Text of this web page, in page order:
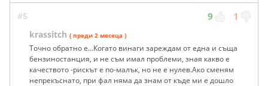
#5 9 1
krassitch ( преди 2 месеца )
Точно обратно е...Когато винаги зареждам от една и съща
бензиностанция, и не съм имал проблеми, зная какво е
качеството -рискът е по-малък, но не е нулев.Ако сменям
непрекъснато, при фал няма да знам от къде ми е дошло